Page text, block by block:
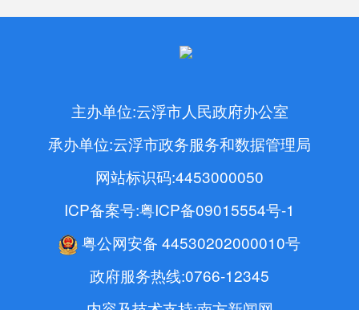
主办单位:云浮市人民政府办公室
承办单位:云浮市政务服务和数据管理局
网站标识码:4453000050
ICP备案号:粤ICP备09015554号-1
粤公网安备 44530202000010号
政府服务热线:0766-12345